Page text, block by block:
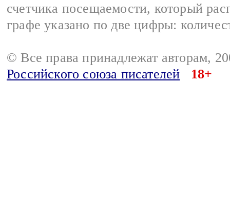
счетчика посещаемости, который
графе указано по две цифры:
© Все права принадлежат авторам,
Российского союза писателей
18+